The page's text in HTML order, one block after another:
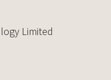
Limited